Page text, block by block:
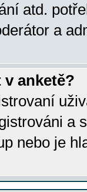
atd.
a
anketě?
a
nebo je